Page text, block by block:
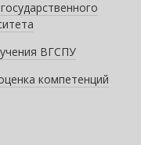
ВГСПУ
компетенций